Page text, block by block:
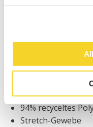
Kostenlose
BESCHREIBUNG
Badeshorts mit
94% recyceltes
Stretch-Gewebe